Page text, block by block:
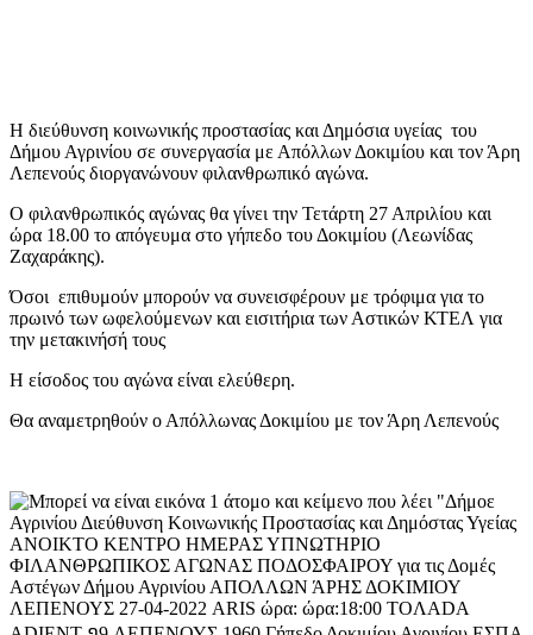
Η διεύθυνση κοινωνικής προστασίας και Δημόσια υγείας του
Δήμου Αγρινίου σε συνεργασία με Απόλλων Δοκιμίου και τον Άρη
Λεπενούς διοργανώνουν φιλανθρωπικό αγώνα.
Ο φιλανθρωπικός αγώνας θα γίνει την Τετάρτη 27 Απριλίου και
ώρα 18.00 το απόγευμα στο γήπεδο του Δοκιμίου (Λεωνίδας
Ζαχαράκης).
Όσοι επιθυμούν μπορούν να συνεισφέρουν με τρόφιμα για το
πρωινό των ωφελούμενων και εισιτήρια των Αστικών ΚΤΕΛ για
την μετακινήσή τους
Η είσοδος του αγώνα είναι ελεύθερη.
Θα αναμετρηθούν ο Απόλλωνας Δοκιμίου με τον Άρη Λεπενούς